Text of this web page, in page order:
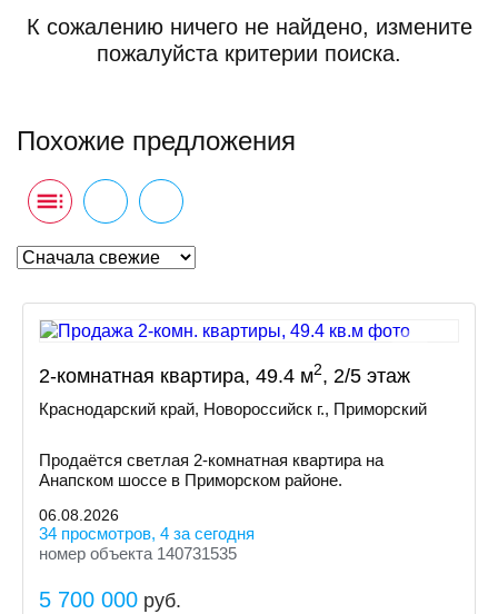
К сожалению ничего не найдено, измените
пожалуйста критерии поиска.
Похожие предложения
2-комнатная квартира, 49.4 м2, 2/5 этаж
Краснодарский край, Новороссийск г., Приморский
Продаётся светлая 2-комнатная квартира на
Анапском шоссе в Приморском районе.
06.08.2026
34 просмотров, 4 за сегодня
номер объекта 140731535
5 700 000 руб.